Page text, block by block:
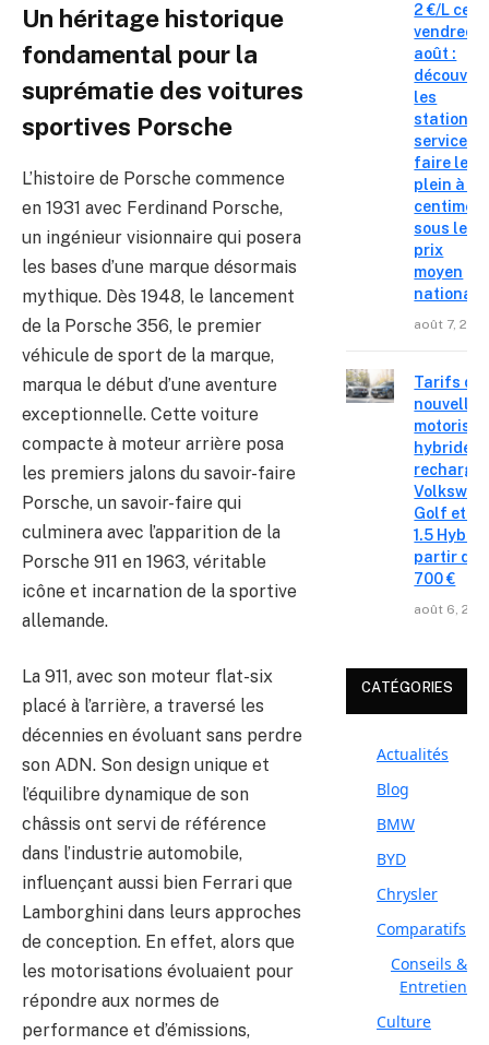
Un héritage historique
fondamental pour la
suprématie des voitures
sportives Porsche
L’histoire de Porsche commence
en 1931 avec Ferdinand Porsche,
un ingénieur visionnaire qui posera
les bases d’une marque désormais
mythique. Dès 1948, le lancement
de la Porsche 356, le premier
véhicule de sport de la marque,
marqua le début d’une aventure
exceptionnelle. Cette voiture
compacte à moteur arrière posa
les premiers jalons du savoir-faire
Porsche, un savoir-faire qui
culminera avec l’apparition de la
Porsche 911 en 1963, véritable
icône et incarnation de la sportive
allemande.
La 911, avec son moteur flat-six
placé à l’arrière, a traversé les
décennies en évoluant sans perdre
son ADN. Son design unique et
l’équilibre dynamique de son
châssis ont servi de référence
dans l’industrie automobile,
influençant aussi bien Ferrari que
Lamborghini dans leurs approches
de conception. En effet, alors que
les motorisations évoluaient pour
répondre aux normes de
performance et d’émissions,
2 €/L ce
vendredi
août :
les
stations-
service où
faire le
plein à 19
centimes
sous le
prix
moyen
national
août 7,
Tarifs
nouvelles
hybrides
Golf et T-
1.5 Hybrid
partir de
700 €
août 6,
CATÉGORIES
Actualités
Blog
BMW
BYD
Chrysler
Comparatifs
Conseils &
Entretien
Culture